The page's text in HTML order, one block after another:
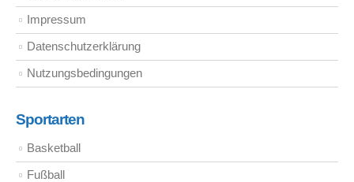
Impressum
Datenschutzerklärung
Nutzungsbedingungen
Sportarten
Basketball
Fußball